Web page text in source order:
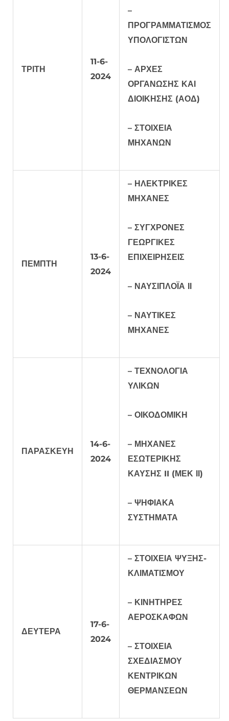
ΤΡΙΤΗ
11-6-
2024
–
ΠΡΟΓΡΑΜΜΑΤΙΣΜΟΣ
ΥΠΟΛΟΓΙΣΤΩΝ
– ΑΡΧΕΣ
ΟΡΓΑΝΩΣΗΣ ΚΑΙ
ΔΙΟΙΚΗΣΗΣ (ΑΟΔ)
– ΣΤΟΙΧΕΙΑ
ΜΗΧΑΝΩΝ
ΠΕΜΠΤΗ
13-6-
2024
– ΗΛΕΚΤΡΙΚΕΣ
ΜΗΧΑΝΕΣ
– ΣΥΓΧΡΟΝΕΣ
ΓΕΩΡΓΙΚΕΣ
ΕΠΙΧΕΙΡΗΣΕΙΣ
– ΝΑΥΣΙΠΛΟΪΑ ΙΙ
– ΝΑΥΤΙΚΕΣ
ΜΗΧΑΝΕΣ
ΠΑΡΑΣΚΕΥΗ
14-6-
2024
– ΤΕΧΝΟΛΟΓΙΑ
ΥΛΙΚΩΝ
– ΟΙΚΟΔΟΜΙΚΗ
– ΜΗΧΑΝΕΣ
ΕΣΩΤΕΡΙΚΗΣ
ΚΑΥΣΗΣ II (ΜΕΚ ΙΙ)
– ΨΗΦΙΑΚΑ
ΣΥΣΤΗΜΑΤΑ
ΔΕΥΤΕΡΑ
17-6-
2024
– ΣΤΟΙΧΕΙΑ ΨΥΞΗΣ-
ΚΛΙΜΑΤΙΣΜΟΥ
– ΚΙΝΗΤΗΡΕΣ
ΑΕΡΟΣΚΑΦΩΝ
– ΣΤΟΙΧΕΙΑ
ΣΧΕΔΙΑΣΜΟΥ
ΚΕΝΤΡΙΚΩΝ
ΘΕΡΜΑΝΣΕΩΝ